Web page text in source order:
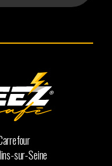
sur-Seine